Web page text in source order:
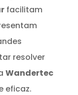
facilitam
resolver
Wandertec
eficaz.